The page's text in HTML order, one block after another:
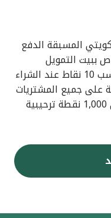
المسبقة الدفع
ببيت التمويل
الكويتي حيث يتمكن العميل من كسب 10 نقاط عند الشراء
على جميع المشتريات
محلياً ودولياً بالاضافة للحصول على 1,000 نقطة ترحيبية